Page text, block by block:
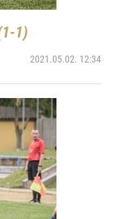
1)
2021.05.02. 12:34